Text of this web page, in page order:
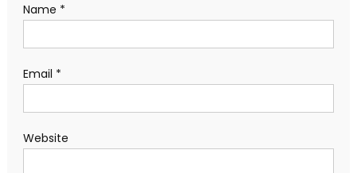
Name *
Email *
Website